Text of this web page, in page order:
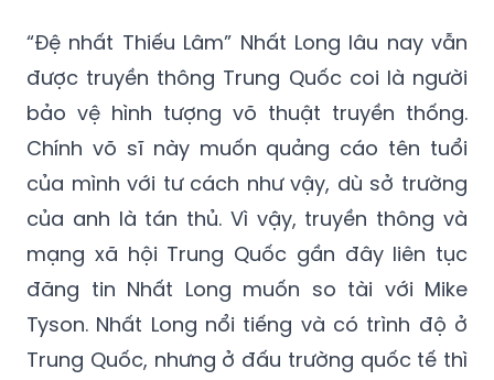
“Đệ nhất Thiếu Lâm” Nhất Long lâu nay vẫn
được truyền thông Trung Quốc coi là người
bảo vệ hình tượng võ thuật truyền thống.
Chính võ sĩ này muốn quảng cáo tên tuổi
của mình với tư cách như vậy, dù sở trường
của anh là tán thủ. Vì vậy, truyền thông và
mạng xã hội Trung Quốc gần đây liên tục
đăng tin Nhất Long muốn so tài với Mike
Tyson. Nhất Long nổi tiếng và có trình độ ở
Trung Quốc, nhưng ở đấu trường quốc tế thì